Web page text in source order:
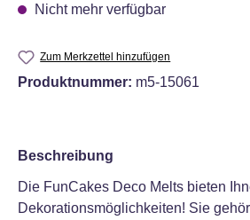
Nicht mehr verfügbar
Zum Merkzettel hinzufügen
Produktnummer: m5-15061
Beschreibung
Die FunCakes Deco Melts bieten
Dekorationsmöglichkeiten! Sie